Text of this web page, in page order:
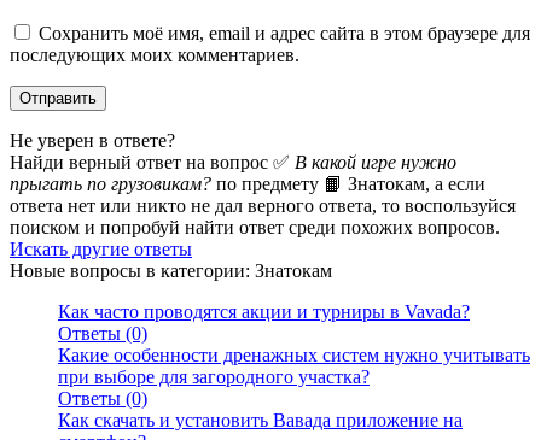
Сохранить моё имя, email и адрес сайта в этом браузере для
последующих моих комментариев.
Не уверен в ответе?
Найди верный ответ на вопрос ✅ В какой игре нужно
прыгать по грузовикам? по предмету 📙 Знатокам, а если
ответа нет или никто не дал верного ответа, то воспользуйся
поиском и попробуй найти ответ среди похожих вопросов.
Искать другие ответы
Новые вопросы в категории: Знатокам
Как часто проводятся акции и турниры в Vavada?
Ответы (0)
Какие особенности дренажных систем нужно учитывать
при выборе для загородного участка?
Ответы (0)
Как скачать и установить Вавада приложение на